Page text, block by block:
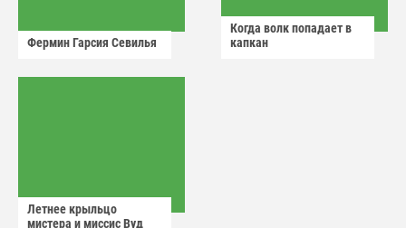
Фермин Гарсия Севилья
Когда волк попадает в
капкан
Летнее крыльцо
мистера и миссис Вуд